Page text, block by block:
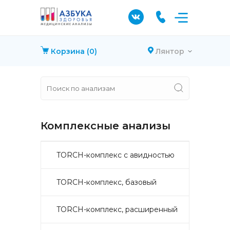
Корзина (0) Лянтор
Комплексные анализы
TORCH-комплекс с авидностью
TORCH-комплекс, базовый
TORCH-комплекс, расширенный